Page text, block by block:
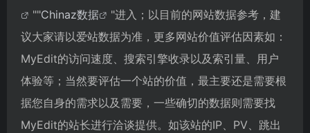
""Chinaz数据
"进入；以目前的网站数据参考，建
议大家请以爱站数据为准，更多网站价值评估因素如：
MyEdit的访问速度、搜索引擎收录以及索引量、用户
体验等；当然要评估一个站的价值，最主要还是需要根
据您自身的需求以及需要，一些确切的数据则需要找
MyEdit的站长进行洽谈提供。如该站的IP、PV、跳出